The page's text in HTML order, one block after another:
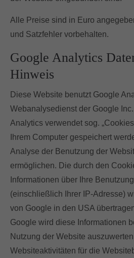
Alle Preise sind in Euro
und Satzfehler vorbehalten.
Google Analytics
Hinweis
Diese Website benutzt Google
Webanalysedienst der Google Inc.
Analytics verwendet sog.
Ihrem Computer gespeichert
Analyse der Benutzung der
ermöglichen. Die durch den
Informationen über Ihre
(einschließlich Ihrer IP-Adresse)
von Google in den USA
Google wird diese Informationen
Nutzung der Website
Websiteaktivitäten für die